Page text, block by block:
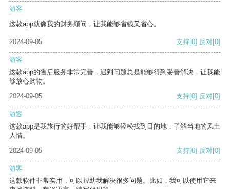
游客
这款app就像我的财务顾问，让我能够省钱又省心。
2024-09-05 支持[0] 反对[0]
游客
这款app的售后服务非常完善，遇到问题总是能够得到妥善解决，让我能
够放心购物。
2024-09-05
支持[0] 反对[0]
游客
这款app是我旅行的好帮手，让我能够轻松找到目的地，了解当地的风土
人情。
2024-09-05
支持[0] 反对[0]
游客
这款软件非常实用，可以帮助我解决很多问题。比如，我可以使用它来